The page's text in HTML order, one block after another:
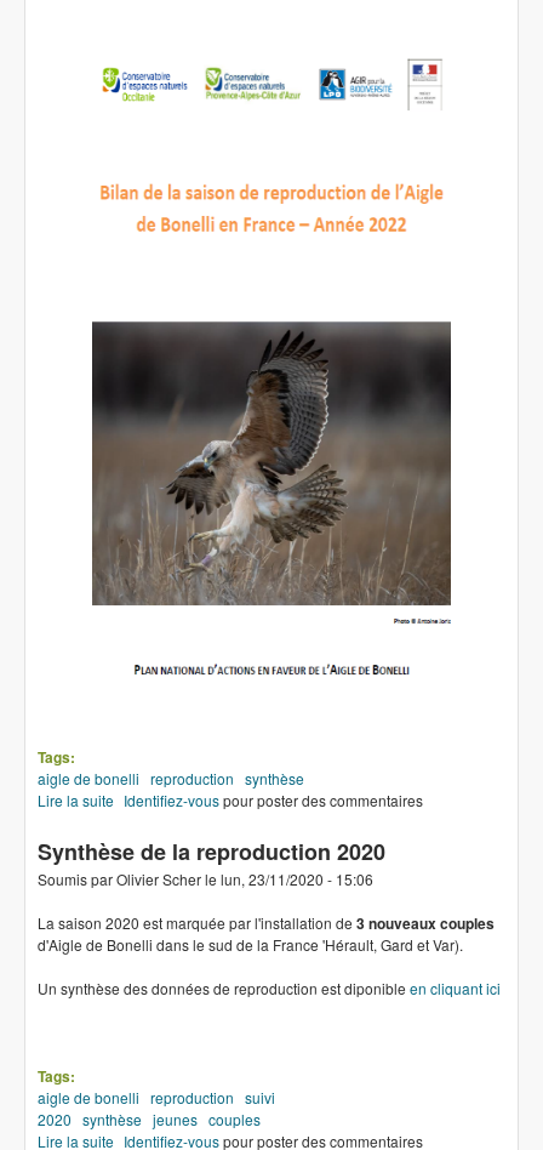
Tags:
aigle de bonelli reproduction synthèse
Lire la suite de Synthèse de la reproduction 2022
Identifiez-vouspour poster des commentaires
Synthèse de la reproduction 2020
Soumis parOlivier Scherle lun, 23/11/2020 - 15:06
La saison 2020 est marquée par l'installation de 3 nouveaux couples
d'Aigle de Bonelli dans le sud de la France 'Hérault, Gard et Var).
Un synthèse des données de reproduction est diponible en cliquant ici
Tags:
aigle de bonelli reproduction suivi
2020 synthèse jeunes couples
Lire la suite de Synthèse de la reproduction 2020
Identifiez-vouspour poster des commentaires